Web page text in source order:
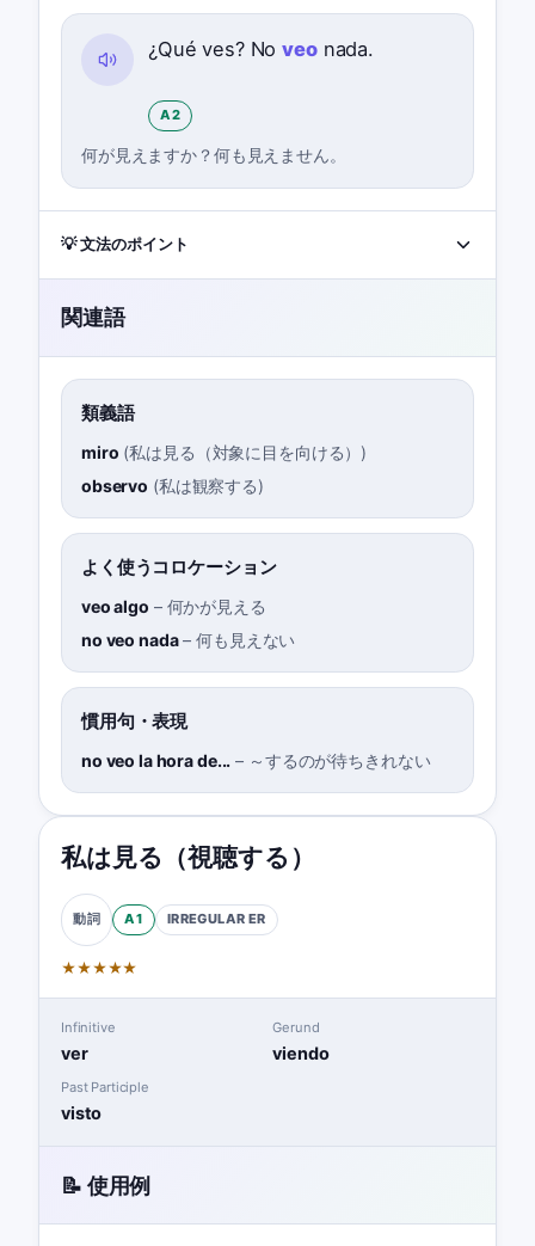
¿Qué ves? Noveonada.
A2
何が見えますか？何も見えません。
💡 文法のポイント
関連語
類義語
miro (私は見る（対象に目を向ける） )
observo (私は観察する)
よく使うコロケーション
veo algo – 何かが見える
no veo nada–何も見えない
慣用句・表現
no veo la hora de... – ～するのが待ちきれない
私は見る（視聴する）
動詞 A1 IRREGULAR ER
★★★★★
Infinitive
ver
Gerund
viendo
Past Participle
visto
📝 使用例